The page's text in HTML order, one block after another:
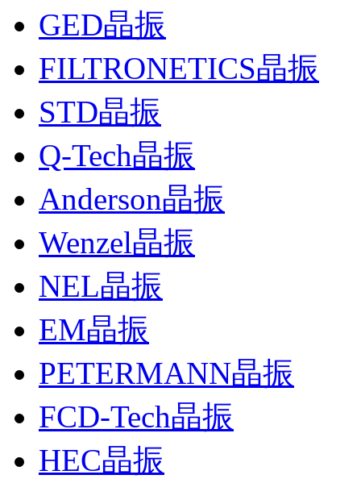
GED晶振
FILTRONETICS晶振
STD晶振
Q-Tech晶振
Anderson晶振
Wenzel晶振
NEL晶振
EM晶振
PETERMANN晶振
FCD-Tech晶振
HEC晶振